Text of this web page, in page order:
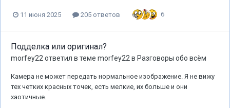
11 июня 2025 205 ответов 6
Подделка или оригинал?
morfey22ответил в теме morfey22в Разговоры обо всём
Камера не может передать нормальное изображение. Я не вижу
тех четких красных точек, есть мелкие, их больше и они
хаотичные.